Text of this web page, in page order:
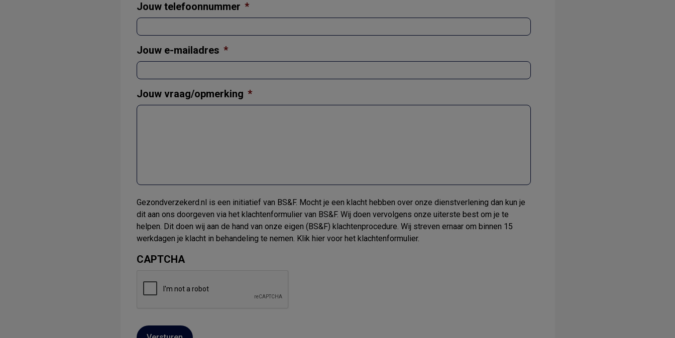
Jouw telefoonnummer *
Jouw e-mailadres *
Jouw vraag/opmerking *
Gezondverzekerd.nl is een initiatief van BS&F. Mocht je een klacht hebben over onze dienstverlening dan kun je
dit aan ons doorgeven via het klachtenformulier van BS&F. Wij doen vervolgens onze uiterste best om je te
helpen. Dit doen wij aan de hand van onze eigen (BS&F) klachtenprocedure. Wij streven ernaar om binnen 15
werkdagen je klacht in behandeling te nemen. Klik hiervoor het klachtenformulier.
CAPTCHA